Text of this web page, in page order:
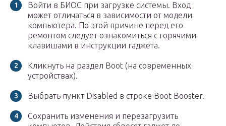
Войти в БИОС при загрузке системы. Вход
может отличаться в зависимости от модели
компьютера. По этой причине перед его
ремонтом следует ознакомиться с горячими
клавишами в инструкции гаджета.
Кликнуть на раздел Boot (на современных
устройствах).
Выбрать пункт Disabled в строке Вoot Booster.
Сохранить изменения и перезагрузить